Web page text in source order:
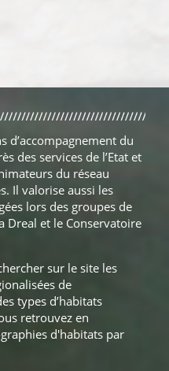
d’accompagnement du
des services de l’Etat et
du réseau
Il valorise aussi les
lors des groupes de
Dreal et le Conservatoire
sur le site les
de
types d’habitats
retrouvez en
d'habitats par